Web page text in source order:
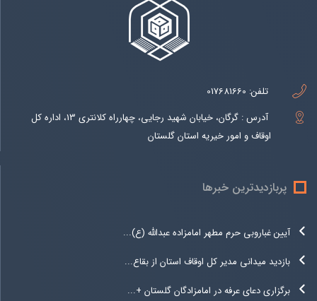
تلفن: 017681660
آدرس : گرگان، خیابان شهید رجایی، چهارراه کلانتری 13، اداره کل
اوقاف و امور خیریه استان گلستان
پربازدیدترین خبرها
آیین غباروبی حرم مطهر امامزاده عبدالله (ع)...
بازدید میدانی مدیر کل اوقاف استان از بقاع...
برگزاری دعای عرفه در امامزادگان گلستان +...